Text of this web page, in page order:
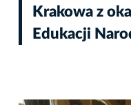
Krakowa z
Edukacji